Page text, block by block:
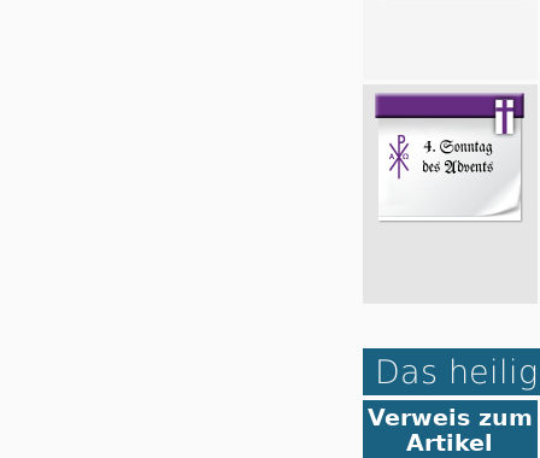
Das
Verweis zum
Artikel